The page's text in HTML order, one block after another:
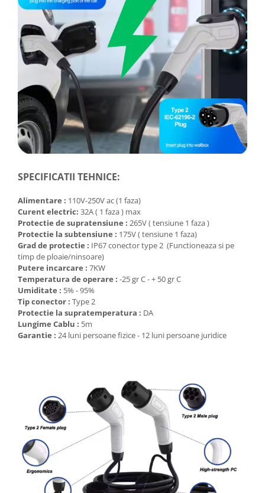
SPECIFICATII TEHNICE:
Alimentare : 110V-250V ac (1 faza)
Curent electric: 32A ( 1 faza ) max
Protectie de supratensiune : 265V ( tensiune 1 faza )
Protectie la subtensiune : 175V ( tensiune 1 faza)
Grad de protectie : IP67 conector type 2 (Functioneaza si pe
timp de ploaie/ninsoare)
Putere incarcare : 7KW
Temperatura de operare : -25 gr C - + 50 gr C
Umiditate : 5% - 95%
Tip conector : Type 2
Protectie la supratemperatura : DA
Lungime Cablu : 5m
Garantie : 24 luni persoane fizice - 12 luni persoane juridice